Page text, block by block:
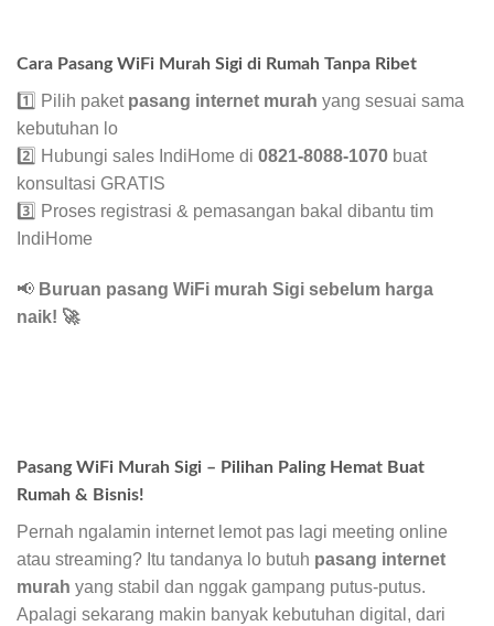
Cara Pasang WiFi Murah Sigi di Rumah Tanpa Ribet
1️⃣ Pilih paket pasang internet murah yang sesuai sama
kebutuhan lo
2️⃣ Hubungi sales IndiHome di 0821-8088-1070 buat
konsultasi GRATIS
3️⃣ Proses registrasi & pemasangan bakal dibantu tim
IndiHome
📢 Buruan pasang WiFi murah Sigi sebelum harga
naik! 🚀
Pasang WiFi Murah Sigi – Pilihan Paling Hemat Buat
Rumah & Bisnis!
Pernah ngalamin internet lemot pas lagi meeting online
atau streaming? Itu tandanya lo butuh pasang internet
murah yang stabil dan nggak gampang putus-putus.
Apalagi sekarang makin banyak kebutuhan digital, dari